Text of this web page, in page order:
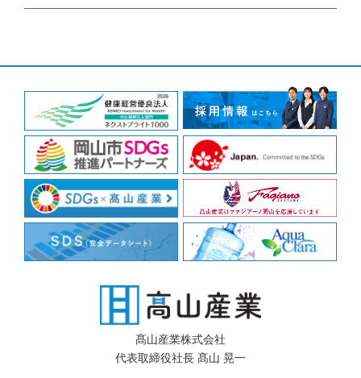
髙山産業株式会社
代表取締役社長 髙山 晃一